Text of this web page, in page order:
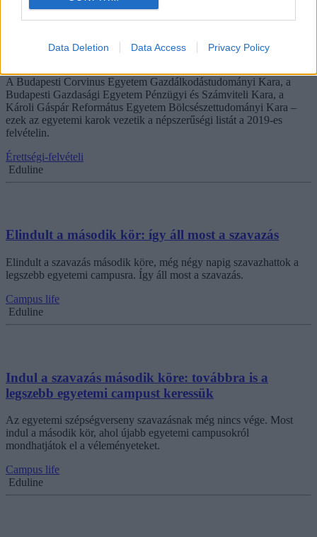
Data Deletion Data Access Privacy Policy
Itt a lista: ezekre az egyetemi karokra jelentkezett
idén a legtöbb diák
A Budapesti Corvinus Egyetem Gazdálkodástudományi Kara, a
Budapesti Gazdasági Egyetem Pénzügyi és Számviteli Kara, a
Károli Gáspár Református Egyetem Bölcsészettudományi Kara –
ezek az egyetemi karok vezetik a népszerűségi listát a 2019-es
felvételin.
Érettségi-felvételi
Eduline
Elindult a második kör: így áll most a szavazás
Elindult a szavazás második köre, még négy napig szavazhattok a
legszebb egyetemi campusra. Így áll most a szavazás.
Campus life
Eduline
Indul a szavazás második köre: továbbra is a
legszebb egyetemi campust keressük
Az egyetemi szépségverseny szavazásnak még nincs vége. Most
indul a második kör, ahol újabb egyetemi campusokról
mondhatjátok el a véleményeteket.
Campus life
Eduline